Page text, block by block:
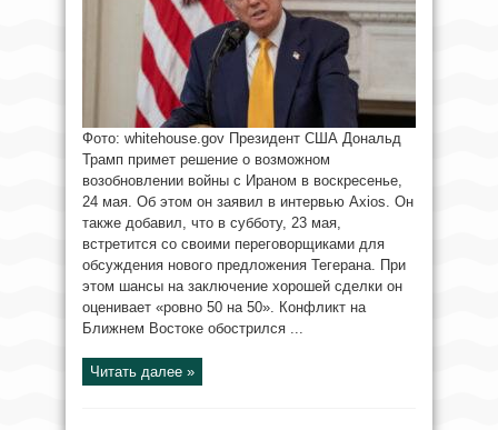
Фото: whitehouse.gov Президент США Дональд
Трамп примет решение о возможном
возобновлении войны с Ираном в воскресенье,
24 мая. Об этом он заявил в интервью Axios. Он
также добавил, что в субботу, 23 мая,
встретится со своими переговорщиками для
обсуждения нового предложения Тегерана. При
этом шансы на заключение хорошей сделки он
оценивает «ровно 50 на 50». Конфликт на
Ближнем Востоке обострился ...
Читать далее »